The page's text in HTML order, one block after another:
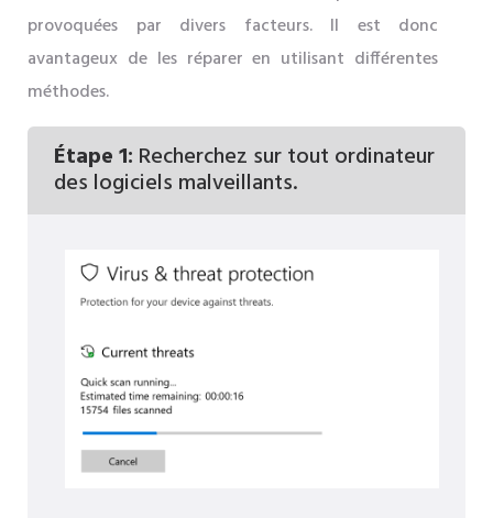
provoquées par divers facteurs. Il est donc
avantageux de les réparer en utilisant différentes
méthodes.
Étape 1: Recherchez sur tout ordinateur
des logiciels malveillants.